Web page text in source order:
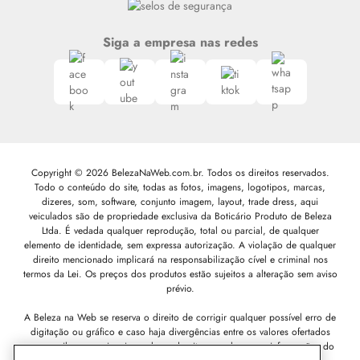
Siga a empresa nas redes
Copyright © 2026 BelezaNaWeb.com.br. Todos os direitos reservados.
Todo o conteúdo do site, todas as fotos, imagens, logotipos, marcas,
dizeres, som, software, conjunto imagem, layout, trade dress, aqui
veiculados são de propriedade exclusiva da Boticário Produto de Beleza
Ltda. É vedada qualquer reprodução, total ou parcial, de qualquer
elemento de identidade, sem expressa autorização. A violação de qualquer
direito mencionado implicará na responsabilização cível e criminal nos
termos da Lei. Os preços dos produtos estão sujeitos a alteração sem aviso
prévio.
A Beleza na Web se reserva o direito de corrigir qualquer possível erro de
digitação ou gráfico e caso haja divergências entre os valores ofertados
nos e-mails promocionais e valores do site, prevalecem as informações do